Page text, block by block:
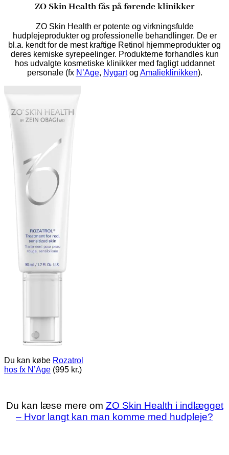
ZO Skin Health fås på førende klinikker
ZO Skin Health er potente og virkningsfulde
hudplejeprodukter og professionelle behandlinger. De er
bl.a. kendt for de mest kraftige Retinol hjemmeprodukter og
deres kemiske syrepeelinger. Produkterne forhandles kun
hos udvalgte kosmetiske klinikker med fagligt uddannet
personale (fx N’Age, Nygartog Amalieklinikken).
Du kan købe Rozatrol
hos fx N’Age (995 kr.)
Du kan læse mere om ZO Skin Health i indlægget
– Hvor langt kan man komme med hudpleje?